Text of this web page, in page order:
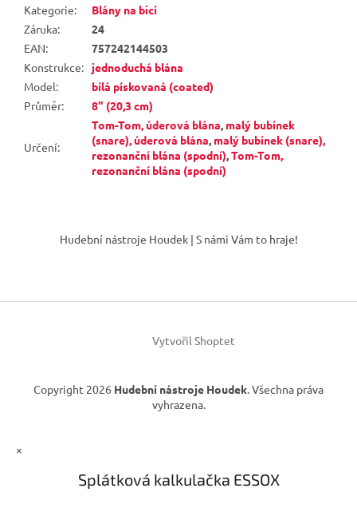
Kategorie:
Blány na bicí
Záruka:
24
EAN:
757242144503
Konstrukce:
jednoduchá blána
Model:
bílá pískovaná (coated)
Průměr: 8" (20,3 cm)
Určení:
Tom-Tom, úderová blána, malý bubínek
(snare), úderová blána, malý bubínek (snare),
rezonanční blána (spodní),Tom-Tom,
rezonanční blána (spodní)
í
Hudební nástroje Houdek | S námi Vám to hraje!
Vytvořil Shoptet
Copyright 2026 Hudební nástroje Houdek. Všechna práva
vyhrazena.
×
Splátková kalkulačka ESSOX